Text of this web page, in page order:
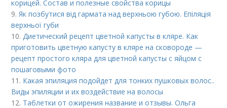
корицей. Состав и полезные свойства корицы
9.Як позбутися від гармата над верхньою губою. Епіляція
верхньої губи
10.Диетический рецепт цветной капусты в кляре. Как
приготовить цветную капусту в кляре на сковороде —
рецепт простого кляра для цветной капусты с яйцом с
пошаговыми фото
11. Какая эпиляция подойдет для тонких пушковых волос..
Виды эпиляции и их воздействие на волосы
12. Таблетки от ожирения название и отзывы. Ольга